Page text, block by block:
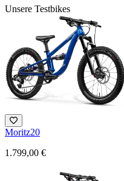
Unsere Testbikes
Moritz20
1.799,00 €